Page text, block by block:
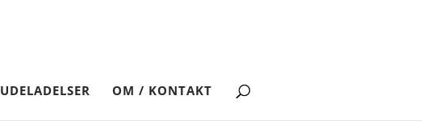
UDELADELSER OM / KONTAKT